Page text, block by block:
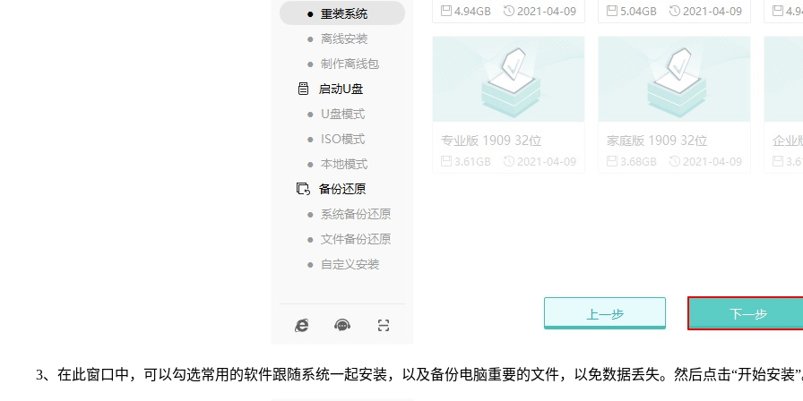
3、在此窗口中，可以勾选常用的软件跟随系统一起安装，以及备份电脑重要的文件，以免数据丢失。然后点击“开始安装